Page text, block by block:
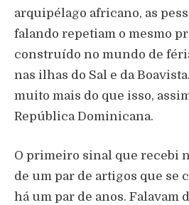
arquipélago africano, as
falando repetiam o mesmo
construído no mundo de
nas ilhas do Sal e da
muito mais do que isso,
República Dominicana.
O primeiro sinal que recebi
de um par de artigos que se
há um par de anos. Falavam